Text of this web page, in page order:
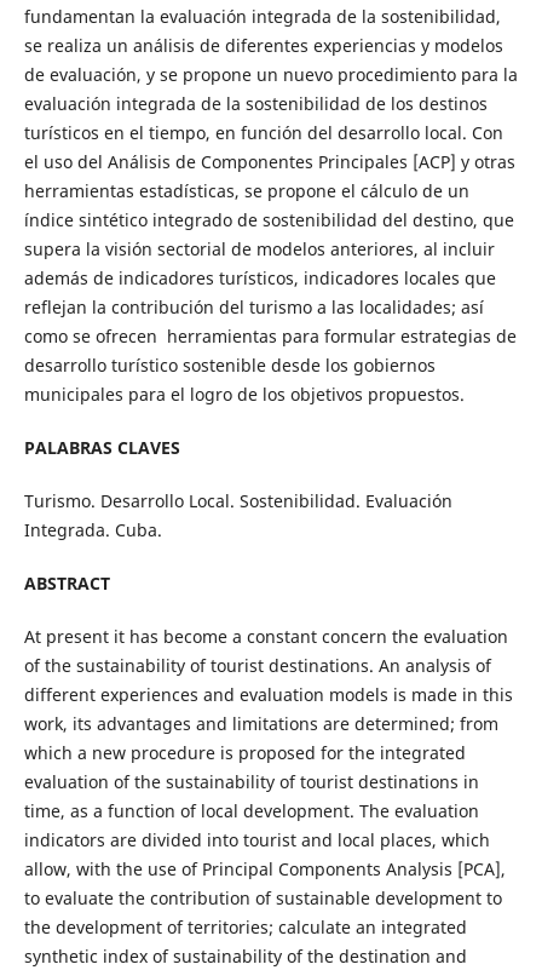
fundamentan la evaluación integrada de la sostenibilidad,
se realiza un análisis de diferentes experiencias y modelos
de evaluación, y se propone un nuevo procedimiento para la
evaluación integrada de la sostenibilidad de los destinos
turísticos en el tiempo, en función del desarrollo local. Con
el uso del Análisis de Componentes Principales [ACP] y otras
herramientas estadísticas, se propone el cálculo de un
índice sintético integrado de sostenibilidad del destino, que
supera la visión sectorial de modelos anteriores, al incluir
además de indicadores turísticos, indicadores locales que
reflejan la contribución del turismo a las localidades; así
como se ofrecen herramientas para formular estrategias de
desarrollo turístico sostenible desde los gobiernos
municipales para el logro de los objetivos propuestos.
PALABRAS CLAVES
Turismo. Desarrollo Local. Sostenibilidad. Evaluación
Integrada. Cuba.
ABSTRACT
At present it has become a constant concern the evaluation
of the sustainability of tourist destinations. An analysis of
different experiences and evaluation models is made in this
work, its advantages and limitations are determined; from
which a new procedure is proposed for the integrated
evaluation of the sustainability of tourist destinations in
time, as a function of local development. The evaluation
indicators are divided into tourist and local places, which
allow, with the use of Principal Components Analysis [PCA],
to evaluate the contribution of sustainable development to
the development of territories; calculate an integrated
synthetic index of sustainability of the destination and